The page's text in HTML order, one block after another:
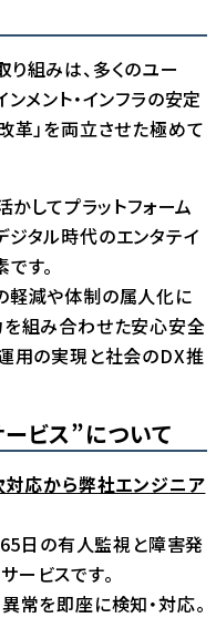
組みは、多くのユー
メント・インフラの安定
革」を両立させた極めて
してプラットフォーム
タル時代のエンタテイ
す。
軽減や体制の属人化に
を組み合わせた安心安全
用の実現と社会のDX推
ビス”について
応から弊社エンジニア
日の有人監視と障害発
ービスです。
常を即座に検知・対応。